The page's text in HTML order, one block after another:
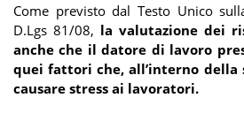
Come previsto dal Testo Unico
D.Lgs 81/08, la valutazione dei
anche che il datore di lavoro
quei fattori che, all’interno della
causare stress ai lavoratori.